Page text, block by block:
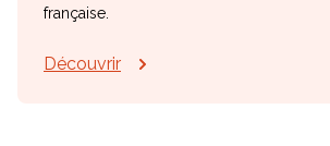
française.
Découvrir